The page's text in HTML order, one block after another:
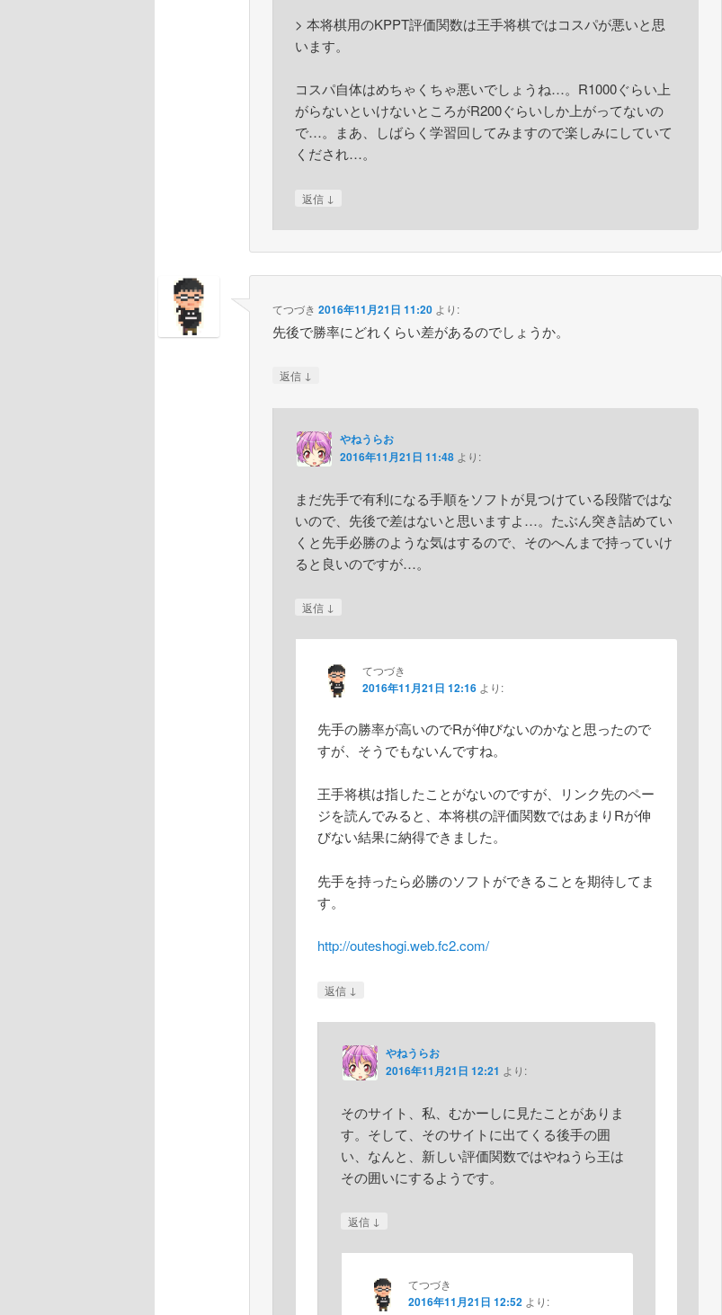
> 本将棋用のKPPT評価関数は王手将棋ではコスパが悪いと思
います。
コスパ自体はめちゃくちゃ悪いでしょうね…。R1000ぐらい上
がらないといけないところがR200ぐらいしか上がってないの
で…。まあ、しばらく学習回してみますので楽しみにしていて
くだされ…。
返信 ↓
てつづき 2016年11月21日 11:20 より:
先後で勝率にどれくらい差があるのでしょうか。
返信 ↓
やねうらお
2016年11月21日 11:48 より:
まだ先手で有利になる手順をソフトが見つけている段階ではな
いので、先後で差はないと思いますよ…。たぶん突き詰めてい
くと先手必勝のような気はするので、そのへんまで持っていけ
ると良いのですが…。
返信 ↓
てつづき
2016年11月21日 12:16 より:
先手の勝率が高いのでRが伸びないのかなと思ったので
すが、そうでもないんですね。
王手将棋は指したことがないのですが、リンク先のペー
ジを読んでみると、本将棋の評価関数ではあまりRが伸
びない結果に納得できました。
先手を持ったら必勝のソフトができることを期待してま
す。
http://outeshogi.web.fc2.com/
返信 ↓
やねうらお
2016年11月21日 12:21 より:
そのサイト、私、むかーしに見たことがありま
す。そして、そのサイトに出てくる後手の囲
い、なんと、新しい評価関数ではやねうら王は
その囲いにするようです。
返信 ↓
てつづき
2016年11月21日 12:52 より: